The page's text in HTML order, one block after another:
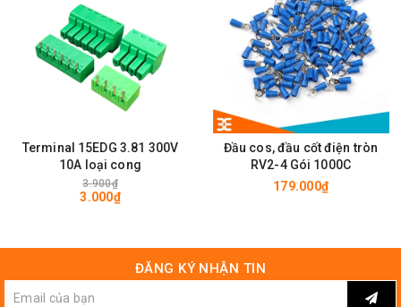
Terminal 15EDG 3.81 300V
10A loại cong
3.900₫
3.000₫
Đầu cos, đầu cốt điện tròn
RV2-4 Gói 1000C
179.000₫
ĐĂNG KÝ NHẬN TIN